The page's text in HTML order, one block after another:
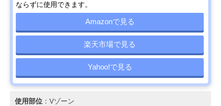
ならずに使用できます。
Amazonで見る
楽天市場で見る
Yahoo!で見る
使用部位 ：Vゾーン